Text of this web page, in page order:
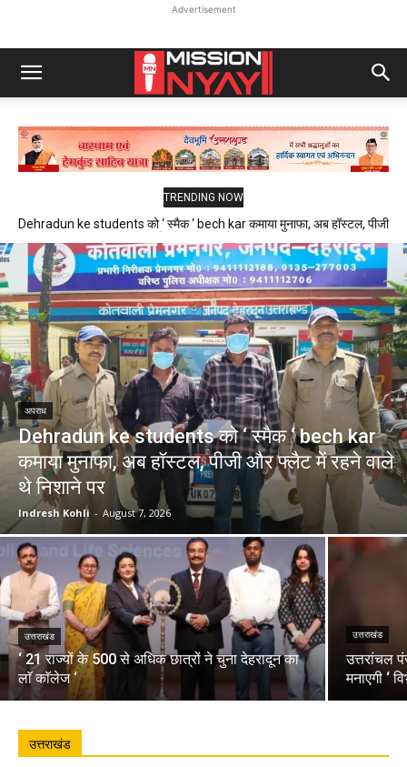
Advertisement
TRENDING NOW
Dehradun ke students को ‘ स्मैक ‘ bech kar कमाया मुनाफा, अब हॉस्टल, पीजी
अपराध
Dehradun ke students को ‘ स्मैक ‘ bech kar
कमाया मुनाफा, अब हॉस्टल, पीजी और फ्लैट में रहने वाले
थे निशाने पर
Indresh Kohli - August 7, 2026
उत्तराखंड
‘ 21 राज्यों के 500 से अधिक छात्रों ने चुना देहरादून का
लाॅ काॅलेज ‘
उत्तराखंड
उत्तरांचल
मनाएगी ‘
उत्तराखंड